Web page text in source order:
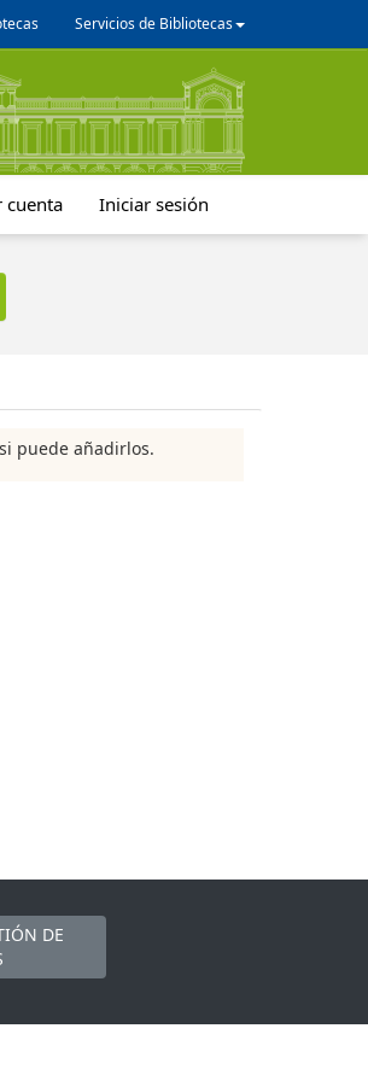
Servicios de Bibliotecas
cuenta Iniciar sesión
puede añadirlos.
DE